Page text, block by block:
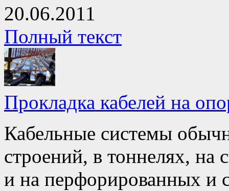
20.06.2011
Полный текст
Прокладка кабелей на
Кабельные системы
строений, в тоннелях, на
и на перфорированных и